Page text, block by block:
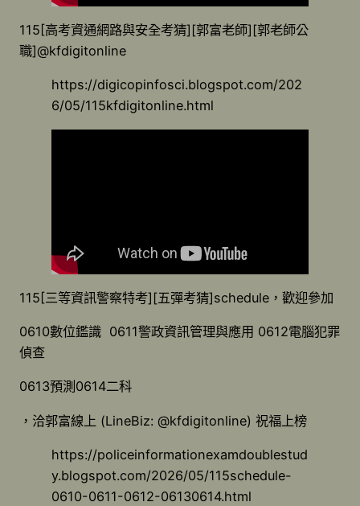
115[高考資通網路與安全考猜][郭富老師][郭老師公
職]@kfdigitonline
https://digicopinfosci.blogspot.com/202
6/05/115kfdigitonline.html
115[三等資訊警察特考][五彈考猜]schedule，歡迎參加
0610數位鑑識 0611警政資訊管理與應用 0612電腦犯罪
偵查
0613預測0614二科
，洽郭富線上 (LineBiz: @kfdigitonline) 祝福上榜
https://policeinformationexamdoublestud
y.blogspot.com/2026/05/115schedule-
0610-0611-0612-06130614.html